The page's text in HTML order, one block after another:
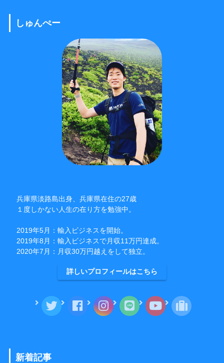
しゅんぺー
兵庫県淡路島出身、兵庫県在住の27歳
１度しかない人生の在り方を勉強中。
2019年5月：輸入ビジネスを開始。
2019年8月：輸入ビジネスで月収11万円達成。
2020年7月：月収30万円越えをして独立。
詳しいプロフィールはこちら
新着記事